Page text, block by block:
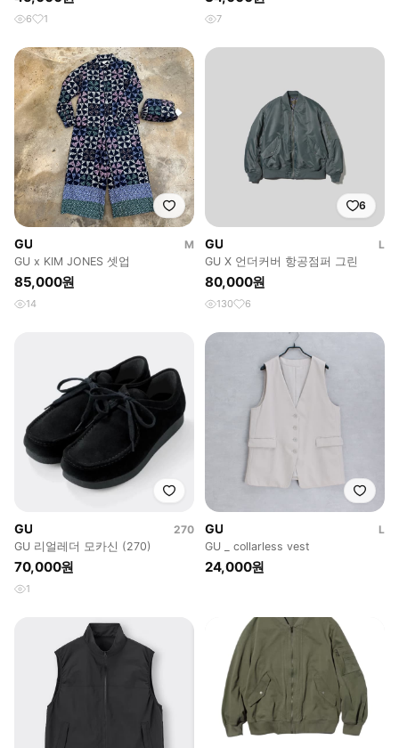
6 1 7
GU
M
GU x KIM JONES 셋업
85,000원
14
6
GU
L
GU X 언더커버 항공점퍼 그린
80,000원
130 6
GU
270
GU 리얼레더 모카신 (270)
70,000원
1
GU
L
GU _ collarless vest
24,000원